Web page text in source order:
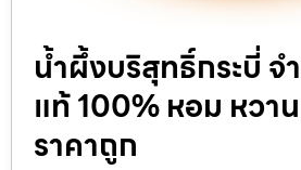
น้ำผึ้งบริสุทธิ์กระบี่
แท้ 100% หอม หวา
ราคาถูก